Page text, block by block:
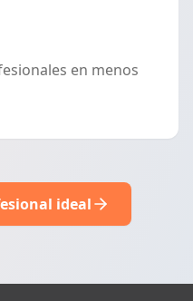
en menos
ideal